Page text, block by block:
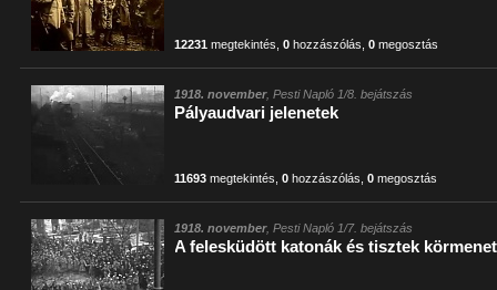
12231 megtekintés ,0 hozzászólás ,0 megosztás
1918. november, Pesti Napló 1/8. bejátszás
Pályaudvari jelenetek
11693 megtekintés ,0 hozzászólás ,0 megosztás
1918. november, Pesti Napló 1/7. bejátszás
A felesküdött katonák és tisztek